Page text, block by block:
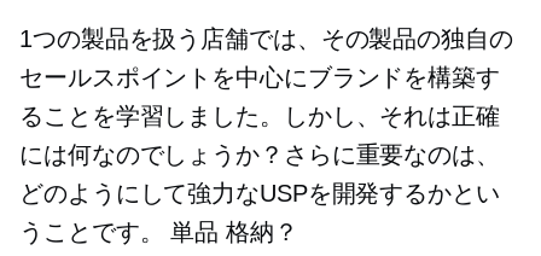
1つの製品を扱う店舗では、その製品の独自の
セールスポイントを中心にブランドを構築す
ることを学習しました。しかし、それは正確
には何なのでしょうか？さらに重要なのは、
どのようにして強力なUSPを開発するかとい
うことです。単品 格納？